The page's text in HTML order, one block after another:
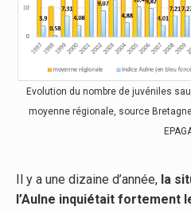
Evolution du nombre de juvéniles
moyenne régionale, source
Il y a une dizaine d’année, la
l’Aulne inquiétait fortement